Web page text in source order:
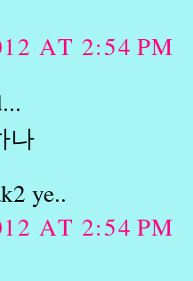
AT 2:54 PM
나
ye..
AT 2:54 PM